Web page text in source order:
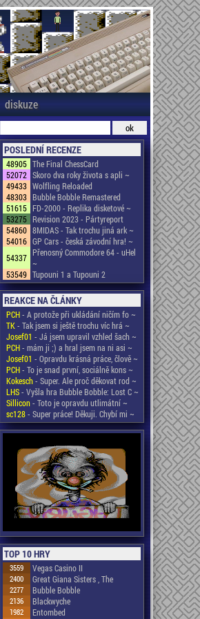
diskuze
POSLEDNÍ RECENZE
48905 The Final ChessCard
52072 Skoro dva roky života s apli ~
49433 Wolfling Reloaded
48303 Bubble Bobble Remastered
51615 FD-2000 - Replika disketové ~
53275 Revision 2023 - Pártyreport
54860 8MIDAS - Tak trochu jiná ark ~
54016 GP Cars - česká závodní hra! ~
54337 Přenosný Commodore 64 - uHel
~
53549 Tupouni 1 a Tupouni 2
REAKCE NA ČLÁNKY
PCH- A protože při ukládání ničím fo ~
TK- Tak jsem si ještě trochu víc hrá ~
Josef01 - Já jsem upravil vzhled šach ~
PCH- mám ji ;) a hral jsem na ni asi ~
Josef01 - Opravdu krásná práce, člově ~
PCH- To je snad první, sociálně kons ~
Kokesch- Super. Ale proč děkovat rod ~
LHS- Vyšla hra Bubble Bobble: Lost C ~
Sillicon- Toto je opravdu utlimátní ~
sc128- Super práce! Děkuji. Chybí mi ~
TOP 10 HRY
3559 Vegas Casino II
2400 Great Giana Sisters , The
2277 Bubble Bobble
2136 Blackwyche
1982 Entombed